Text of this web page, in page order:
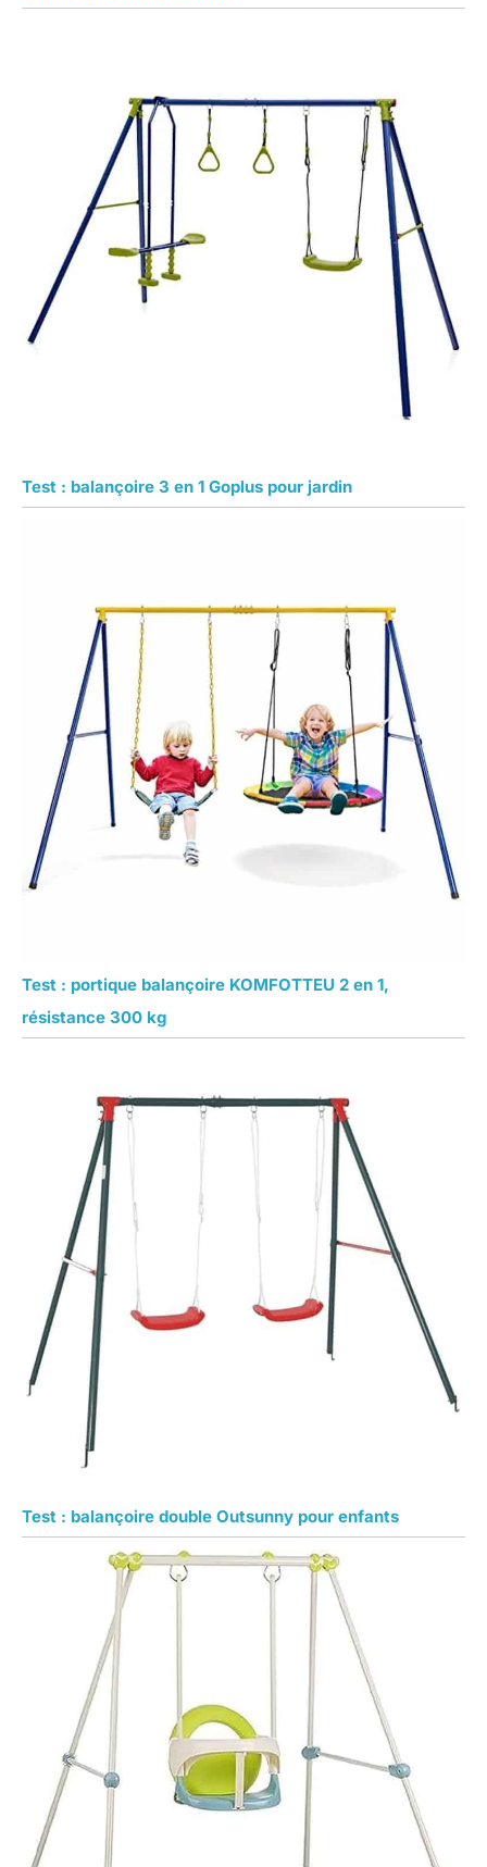
Test : balançoire 3 en 1 Goplus pour jardin
Test : portique balançoire KOMFOTTEU 2 en 1,
résistance 300 kg
Test : balançoire double Outsunny pour enfants